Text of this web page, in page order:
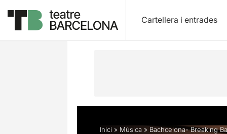
Cartellera i entrades
Descripció Fitxa artística
Inici » Música » Bachcelona- Breaking